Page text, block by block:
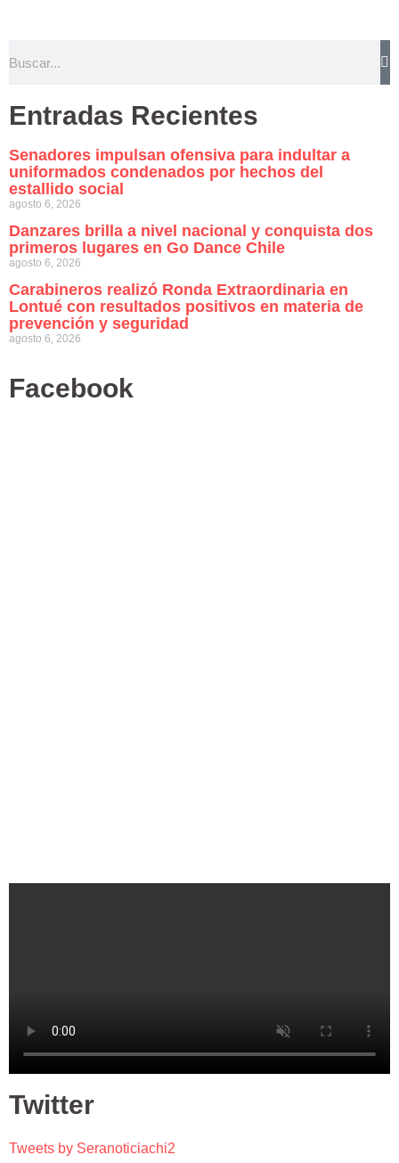
Entradas Recientes
Senadores impulsan ofensiva para indultar a
uniformados condenados por hechos del
estallido social
agosto 6, 2026
Danzares brilla a nivel nacional y conquista dos
primeros lugares en Go Dance Chile
agosto 6, 2026
Carabineros realizó Ronda Extraordinaria en
Lontué con resultados positivos en materia de
prevención y seguridad
agosto 6, 2026
Facebook
Twitter
Tweets by Seranoticiachi2